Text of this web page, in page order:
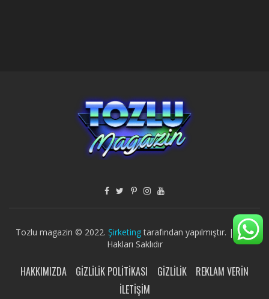
Tozlu magazin © 2022. Şirketingtarafından yapılmıştır. | Tüm
Hakları Saklıdır
HAKKIMIZDA GIZLILIK POLITIKASI GIZLILIK
REKLAM VERIN
İLETIŞIM